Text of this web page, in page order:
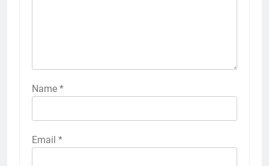
Name *
Email *